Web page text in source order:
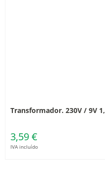
Transformador. 230V / 9V
3,59 €
IVA incluído